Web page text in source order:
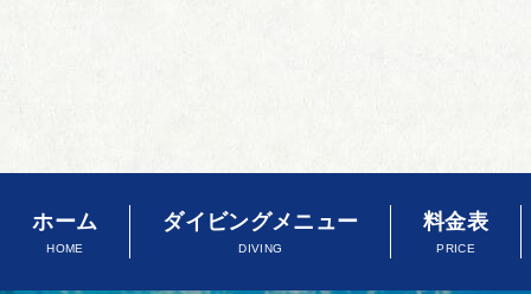
ホーム
HOME
ダイビングメニュー
DIVING
料金表
PRICE